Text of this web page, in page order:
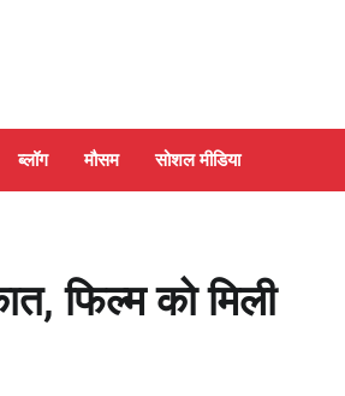
ब्लॉग मौसम सोशल मीडिया
फिल्म को मिली